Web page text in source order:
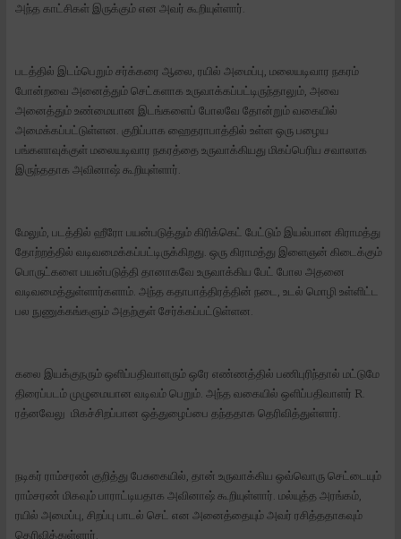
அந்த காட்சிகள் இருக்கும் என அவர் கூறியுள்ளார்.
படத்தில் இடம்பெறும் சர்க்கரை ஆலை, ரயில் அமைப்பு, மலையடிவார நகரம்
போன்றவை அனைத்தும் செட்களாக உருவாக்கப்பட்டிருந்தாலும், அவை
அனைத்தும் உண்மையான இடங்களைப் போலவே தோன்றும் வகையில்
அமைக்கப்பட்டுள்ளன. குறிப்பாக ஹைதராபாத்தில் உள்ள ஒரு பழைய
பங்களாவுக்குள் மலையடிவார நகரத்தை உருவாக்கியது மிகப்பெரிய சவாலாக
இருந்ததாக அவினாஷ் கூறியுள்ளார்.
மேலும், படத்தில் ஹீரோ பயன்படுத்தும் கிரிக்கெட் பேட்டும் இயல்பான கிராமத்து
தோற்றத்தில் வடிவமைக்கப்பட்டிருக்கிறது. ஒரு கிராமத்து இளைஞன் கிடைக்கும்
பொருட்களை பயன்படுத்தி தானாகவே உருவாக்கிய பேட் போல அதனை
வடிவமைத்துள்ளார்களாம். அந்த கதாபாத்திரத்தின் நடை, உடல் மொழி உள்ளிட்ட
பல நுணுக்கங்களும் அதற்குள் சேர்க்கப்பட்டுள்ளன.
கலை இயக்குநரும் ஒளிப்பதிவாளரும் ஒரே எண்ணத்தில் பணிபுரிந்தால் மட்டுமே
திரைப்படம் முழுமையான வடிவம் பெறும். அந்த வகையில் ஒளிப்பதிவாளர் R.
ரத்னவேலு மிகச்சிறப்பான ஒத்துழைப்பை தந்ததாக தெரிவித்துள்ளார்.
நடிகர் ராம்சரண் குறித்து பேசுகையில், தான் உருவாக்கிய ஒவ்வொரு செட்டையும்
ராம்சரண் மிகவும் பாராட்டியதாக அவினாஷ் கூறியுள்ளார். மல்யுத்த அரங்கம்,
ரயில் அமைப்பு, சிறப்பு பாடல் செட் என அனைத்தையும் அவர் ரசித்ததாகவும்
தெரிவித்துள்ளார்.